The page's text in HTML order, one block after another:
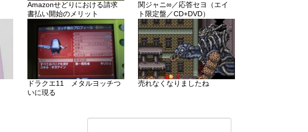
Amazonせどりにおける請求
書払い開始のメリット
関ジャニ∞／応答セヨ（エイ
ト限定盤／CD+DVD）
ドラクエ11 メタルヨッチつ
いに現る
売れなくなりましたね